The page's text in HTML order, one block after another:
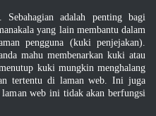
Pekerjaan
adalah penting bagi
yang lain membantu dalam
pengguna (kuki penjejakan).
mahu membenarkan kuki atau
kuki mungkin menghalang
tertentu di laman web. Ini juga
laman web ini tidak akan berfungsi